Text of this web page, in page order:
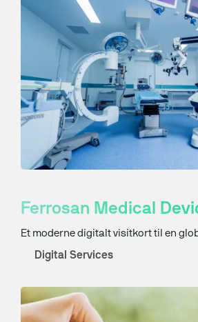
Ferrosan Medical
Et moderne digitalt visitkort til en
Digital Services